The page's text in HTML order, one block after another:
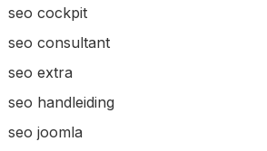
seo cockpit
seo consultant
seo extra
seo handleiding
seo joomla